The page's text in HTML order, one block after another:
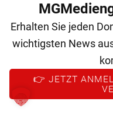
1010 Wien
+43 (1) 522 14 14
office@mgmedien.at
Kontakt
AGB
Erhalten Sie jeden
wichtigsten News
👉 JETZT